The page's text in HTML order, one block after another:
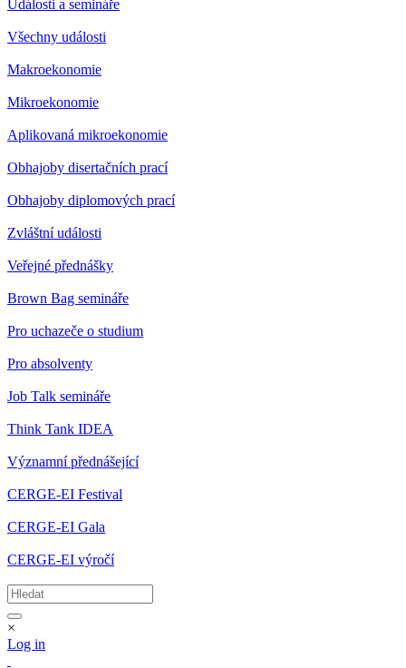
Události a semináře
Všechny události
Makroekonomie
Mikroekonomie
Aplikovaná mikroekonomie
Obhajoby disertačních prací
Obhajoby diplomových prací
Zvláštní události
Veřejné přednášky
Brown Bag semináře
Pro uchazeče o studium
Pro absolventy
Job Talk semináře
Think Tank IDEA
Významní přednášející
CERGE-EI Festival
CERGE-EI Gala
CERGE-EI výročí
×
Log in